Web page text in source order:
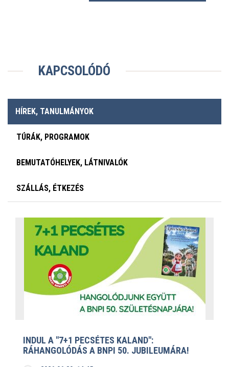
KAPCSOLÓDÓ
HÍREK, TANULMÁNYOK
TÚRÁK, PROGRAMOK
BEMUTATÓHELYEK, LÁTNIVALÓK
SZÁLLÁS, ÉTKEZÉS
INDUL A "7+1 PECSÉTES KALAND":
RÁHANGOLÓDÁS A BNPI 50. JUBILEUMÁRA!